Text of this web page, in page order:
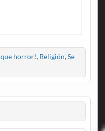
que horror!, Religión,Se